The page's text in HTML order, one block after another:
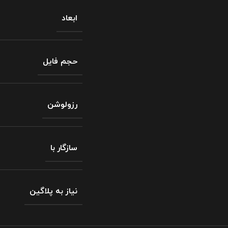
ابعاد
حجم فایل
رزولوشن
سازگار با
نیاز به پلاگین